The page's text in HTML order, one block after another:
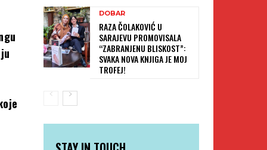
DOBAR
RAZA ČOLAKOVIĆ U
SARAJEVU PROMOVISALA
“ZABRANJENU BLISKOST”:
SVAKA NOVA KNJIGA JE MOJ
TROFEJ!